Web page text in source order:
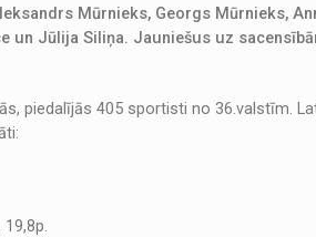
Mūrnieks, Georgs Mūrnieks,
un Jūlija Siliņa. Jauniešus uz
piedalījās 405 sportisti no 36.valstīm.